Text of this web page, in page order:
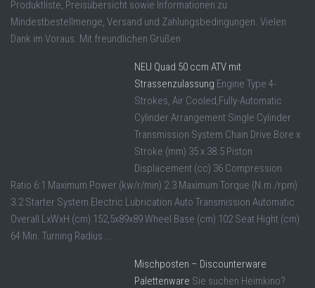
Produktliste, Preisübersicht sowie Informationen zu
Mindestbestellmenge, Versand und Zahlungsbedingungen. Vielen
Dank im Voraus. Mit freundlichen Grüßen
NEU Quad 50 ccm ATV mit
Strassenzulassung Engine Type 4-
Strokes, Air Cooled,Fully-Automatic
Cylinder Arrangement Single Cylinder
Transmission System Chain Drive Bore x
Stroke (mm) 35 x 38.5 Piston
Displacement (cc) 36 Compression
Ratio 6:1 Maximum Power (kw/r/min) 2.3 Maximum Torque (N.m./rpm)
3.2 Starter System Electric Lubrication Auto Transmission Automatic
Overall LxWxH (cm) 152,5x89x89 Wheel Base (cm) 102 Seat Hight (cm)
64 Min. Turning Radius ...
Mischposten – Discounterware
Palettenware Sie suchen Heimkino?